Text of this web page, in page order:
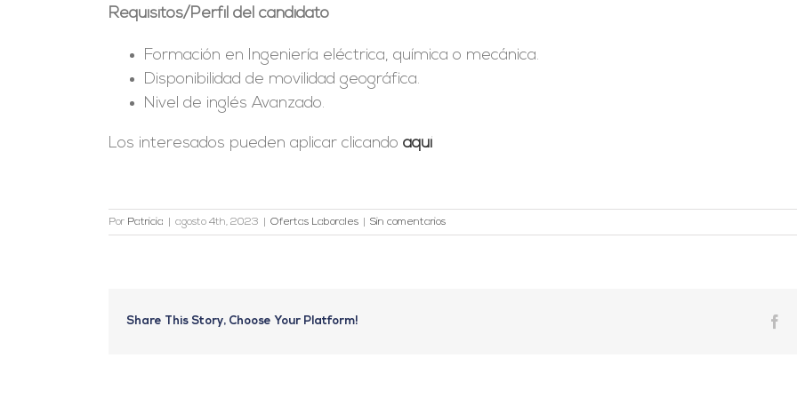
Requisitos/Perfil del candidato
Formación en Ingeniería eléctrica, química o mecánica.
Disponibilidad de movilidad geográfica.
Nivel de inglés Avanzado.
Los interesados pueden aplicar clicando aquí
Por Patricia agosto 4th, 2023 Ofertas Laborales Sin comentarios
Share This Story, Choose Your Platform!